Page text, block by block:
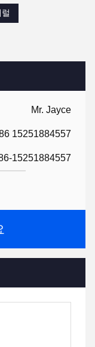
Mr. Jayce
15251884557
15251884557